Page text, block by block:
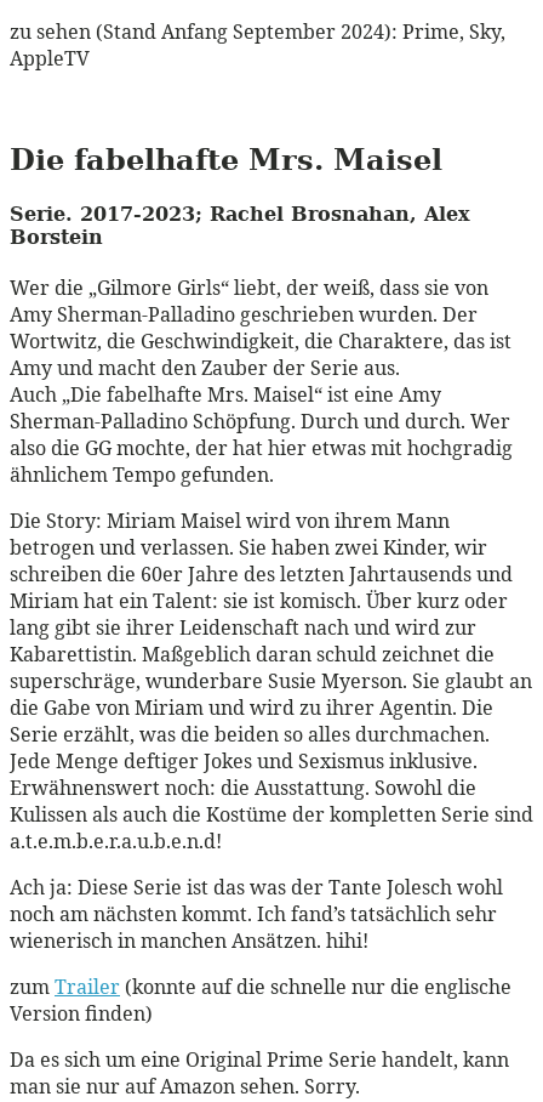
zu sehen (Stand Anfang September 2024): Prime, Sky,
AppleTV
Die fabelhafte Mrs. Maisel
Serie. 2017-2023; Rachel Brosnahan, Alex
Borstein
Wer die „Gilmore Girls“ liebt, der weiß, dass sie von
Amy Sherman-Palladino geschrieben wurden. Der
Wortwitz, die Geschwindigkeit, die Charaktere, das ist
Amy und macht den Zauber der Serie aus.
Auch „Die fabelhafte Mrs. Maisel“ ist eine Amy
Sherman-Palladino Schöpfung. Durch und durch. Wer
also die GG mochte, der hat hier etwas mit hochgradig
ähnlichem Tempo gefunden.
Die Story: Miriam Maisel wird von ihrem Mann
betrogen und verlassen. Sie haben zwei Kinder, wir
schreiben die 60er Jahre des letzten Jahrtausends und
Miriam hat ein Talent: sie ist komisch. Über kurz oder
lang gibt sie ihrer Leidenschaft nach und wird zur
Kabarettistin. Maßgeblich daran schuld zeichnet die
superschräge, wunderbare Susie Myerson. Sie glaubt an
die Gabe von Miriam und wird zu ihrer Agentin. Die
Serie erzählt, was die beiden so alles durchmachen.
Jede Menge deftiger Jokes und Sexismus inklusive.
Erwähnenswert noch: die Ausstattung. Sowohl die
Kulissen als auch die Kostüme der kompletten Serie sind
a.t.e.m.b.e.r.a.u.b.e.n.d!
Ach ja: Diese Serie ist das was der Tante Jolesch wohl
noch am nächsten kommt. Ich fand’s tatsächlich sehr
wienerisch in manchen Ansätzen. hihi!
zumTrailer (konnte auf die schnelle nur die englische
Version finden)
Da es sich um eine Original Prime Serie handelt, kann
man sie nur auf Amazon sehen. Sorry.